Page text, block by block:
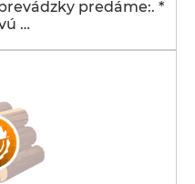
predáme:. *
…